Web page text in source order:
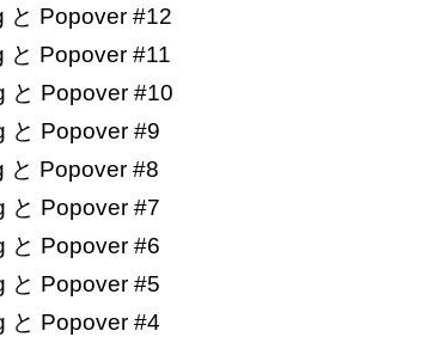
と Popover #12
と Popover #11
と Popover #10
と Popover #9
と Popover #8
と Popover #7
と Popover #6
と Popover #5
と Popover #4